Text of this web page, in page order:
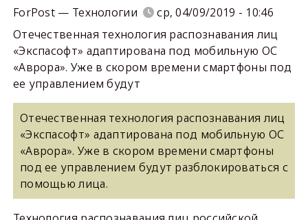
ForPost — Технологии
ср, 04/09/2019 - 10:46
Отечественная технология распознавания лиц
«Экспасофт» адаптирована под мобильную ОС
«Аврора». Уже в скором времени смартфоны под
ее управлением будут
Отечественная технология распознавания лиц
«Экспасофт» адаптирована под мобильную ОС
«Аврора». Уже в скором времени смартфоны
под ее управлением будут разблокироваться с
помощью лица.